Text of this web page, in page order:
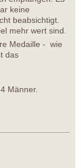
keine
beabsichtigt.
mehr wert sind.
Medaille - wie
das
Männer.